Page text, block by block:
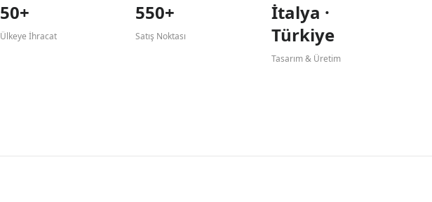
50+
Ülkeye İhracat
550+
Satış Noktası
İtalya ·
Türkiye
Tasarım & Üretim